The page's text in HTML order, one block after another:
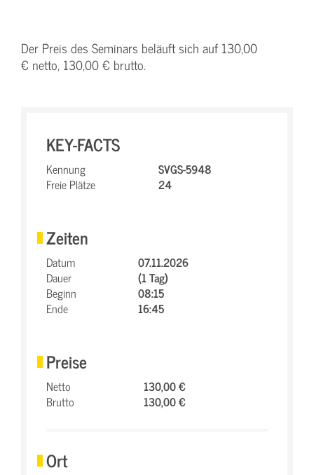
Der Preis des Seminars beläuft sich auf 130,00
€ netto, 130,00 € brutto.
KEY-FACTS
Kennung
SVGS-5948
Freie Plätze
24
Zeiten
Datum
07.11.2026
Dauer
(1 Tag)
Beginn
08:15
Ende
16:45
Preise
Netto
130,00 €
Brutto
130,00 €
Ort